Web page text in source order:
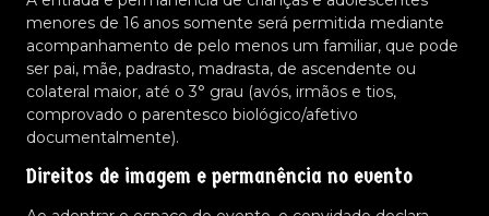
menores de 16 anos somente será permitida mediante
acompanhamento de pelo menos um familiar, que pode
ser pai, mãe, padrasto, madrasta, de ascendente ou
colateral maior, até o 3° grau (avós, irmãos e tios,
comprovado o parentesco biológico/afetivo
documentalmente).
Direitos de imagem e permanência no evento